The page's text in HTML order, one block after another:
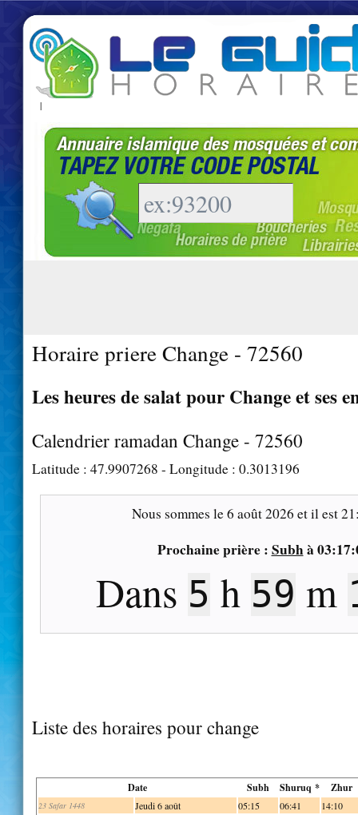
|
Horaire priere Change - 72560
Les heures de salat pour Change et ses
Calendrier ramadan Change - 72560
Latitude : 47.9907268 - Longitude : 0.3013196
Nous sommes le6 août 2026 et il est
Prochaine prière : Subhà
Dans 5 h 59 m
Liste des horaires pour change
Date Subh Shuruq * Zhur
23 Safar 1448 Jeudi 6 août 05:15 06:41 14:10